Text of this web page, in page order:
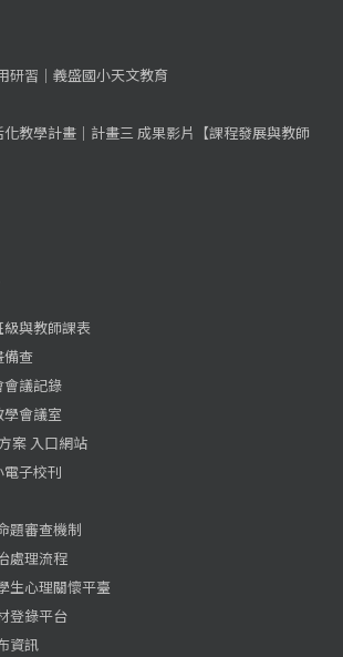
研習｜義盛國小天文教育
教學計畫｜計畫三 成果影片【課程發展與教師
與教師課表
備查
會議記錄
會議室
案 入口網站
子校刊
題審查機制
處理流程
生心理關懷平臺
登錄平台
資訊